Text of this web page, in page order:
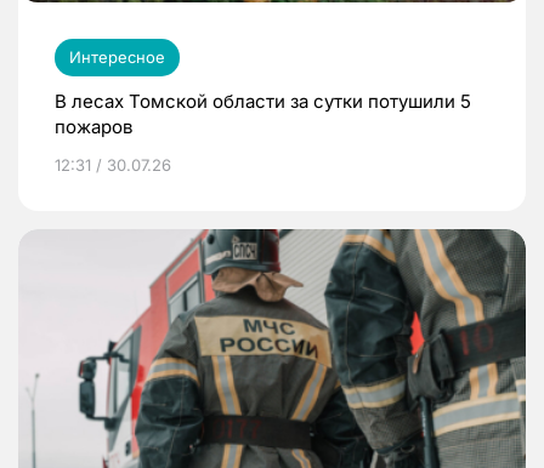
Интересное
В лесах Томской области за сутки потушили 5
пожаров
12:31 / 30.07.26